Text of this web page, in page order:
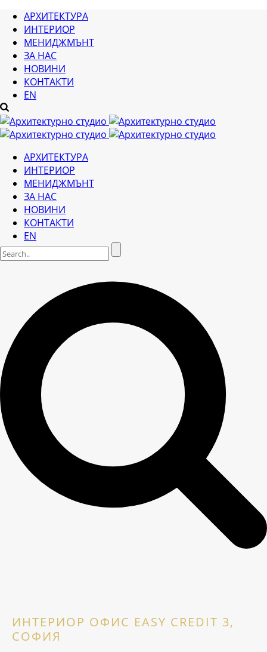
АРХИТЕКТУРА
ИНТЕРИОР
МЕНИДЖМЪНТ
ЗА НАС
НОВИНИ
КОНТАКТИ
EN
АРХИТЕКТУРА
ИНТЕРИОР
МЕНИДЖМЪНТ
ЗА НАС
НОВИНИ
КОНТАКТИ
EN
ИНТЕРИОР ОФИС EASY CREDIT 3,
СОФИЯ